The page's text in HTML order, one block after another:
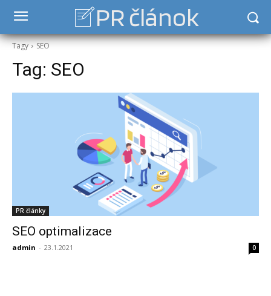
PR článok
Tagy SEO
Tag: SEO
PR články
SEO optimalizace
admin - 23.1.2021 0